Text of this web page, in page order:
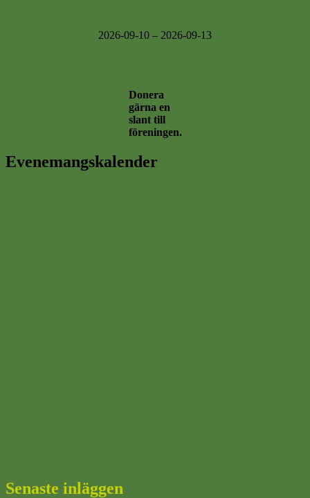
2026-09-10 – 2026-09-13
Donera
gärna en
slant till
föreningen.
Evenemangskalender
Senaste inläggen